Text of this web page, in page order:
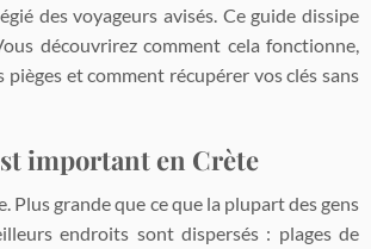
des voyageurs avisés. Ce guide dissipe
découvrirez comment cela fonctionne,
et comment récupérer vos clés sans
important en Crète
Plus grande que ce que la plupart des gens
endroits sont dispersés : plages de